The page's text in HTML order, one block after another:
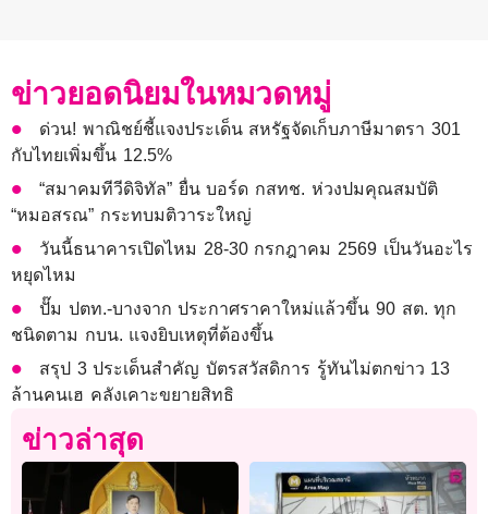
ข่าวยอดนิยมในหมวดหมู่
ด่วน! พาณิชย์ชี้แจงประเด็น สหรัฐจัดเก็บภาษีมาตรา 301
กับไทยเพิ่มขึ้น 12.5%
“สมาคมทีวีดิจิทัล” ยื่น บอร์ด กสทช. ห่วงปมคุณสมบัติ
“หมอสรณ” กระทบมติวาระใหญ่
วันนี้ธนาคารเปิดไหม 28-30 กรกฎาคม 2569 เป็นวันอะไร
หยุดไหม
ปั๊ม ปตท.-บางจาก ประกาศราคาใหม่แล้วขึ้น 90 สต. ทุก
ชนิดตาม กบน. แจงยิบเหตุที่ต้องขึ้น
สรุป 3 ประเด็นสำคัญ บัตรสวัสดิการ รู้ทันไม่ตกข่าว 13
ล้านคนเฮ คลังเคาะขยายสิทธิ
ข่าวล่าสุด